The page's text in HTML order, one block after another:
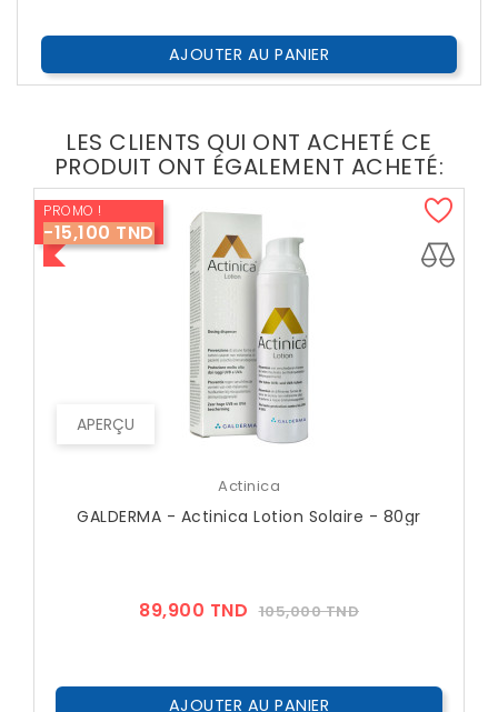
AJOUTER AU PANIER
LES CLIENTS QUI ONT ACHETÉ CE
PRODUIT ONT ÉGALEMENT ACHETÉ:
APERÇU
PROMO !
-15,100 TND
Actinica
GALDERMA - Actinica Lotion Solaire - 80gr
89,900 TND Prix
105,000 TNDPrix
AJOUTER AU PANIER